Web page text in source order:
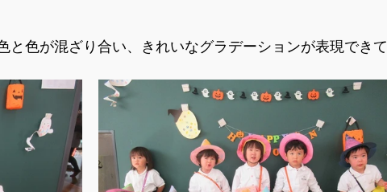
と色が混ざり合い、きれいなグラデーションが表現できて